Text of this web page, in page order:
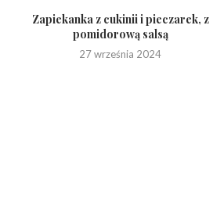
Zapiekanka z cukinii i pieczarek, z
pomidorową salsą
27 września 2024